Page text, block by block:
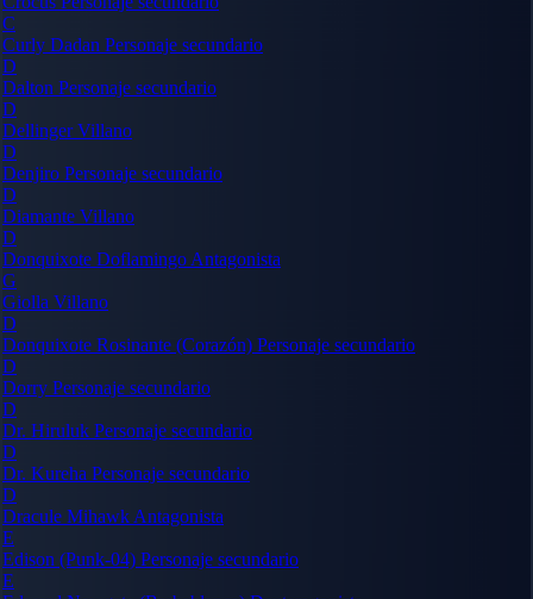
C
Curly Dadan Personaje secundario
D
Dalton Personaje secundario
D
DellingerVillano
D
Denjiro Personaje secundario
D
Diamante Villano
D
Donquixote Doflamingo Antagonista
G
Giolla Villano
D
Donquixote Rosinante (Corazón) Personaje secundario
D
Dorry Personaje secundario
D
Dr. Hiruluk Personaje secundario
D
Dr. Kureha Personaje secundario
D
Dracule Mihawk Antagonista
E
Edison (Punk-04) Personaje secundario
E